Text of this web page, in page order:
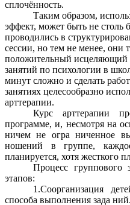
сплочённость.
Таким образом,
эффект, может быть не столь
проводились в
сессии, но тем не менее, они
положительный исцеляющий
занятий по психологии в
минут сложно и сделать
занятиях целесообразно
арттерапии.
Курс арттерапии
программе, и, несмотря на
ничем не огра ниченное
ношений в группе,
планируется, хотя жесткого
Процесс группового
этапов:
1.Соорганизация
способа выполнения зада ний.